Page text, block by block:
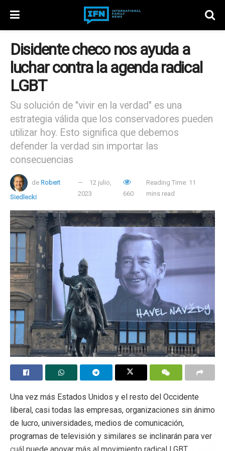
Disidente checo nos ayuda a
luchar contra la agenda radical
LGBT
Su solución de "vivir en la verdad" es una
estrategia válida que los conservadores pueden
utilizar hoy. Esto significa que debemos
defender la verdad sin importar las
consecuencias
de Robert
Siedlecki
12 julio,
2023
660
Reading Time: 11
mins read
Una vez más Estados Unidos y el resto del Occidente
liberal, casi todas las empresas, organizaciones sin ánimo
de lucro, universidades, medios de comunicación,
programas de televisión y similares se inclinarán para ver